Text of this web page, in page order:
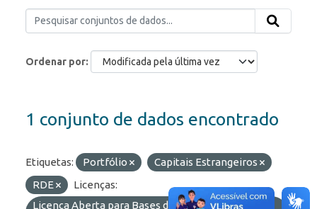
Ordenar por
1 conjunto de dados encontrado
Etiquetas: Portfólio
Capitais Estrangeiros
RDE
Licenças:
Licença Aberta para Bases de Dados (ODbL) do